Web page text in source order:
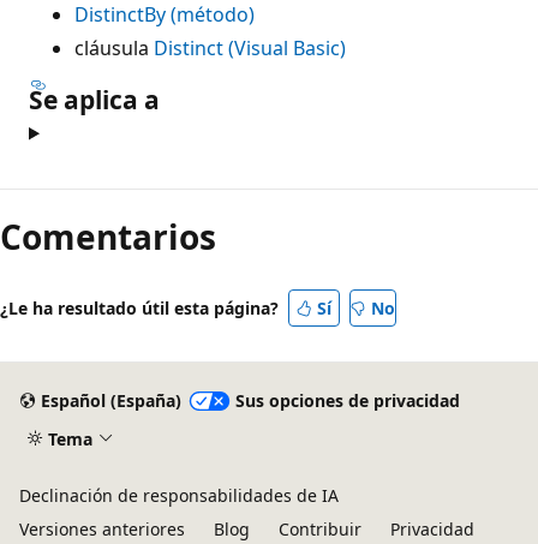
DistinctBy (método)
cláusula Distinct (Visual Basic)
Se aplica a
Comentarios
¿Le ha resultado útil esta página? Sí No
Español (España)
Sus opciones de privacidad
Tema
Declinación de responsabilidades de IA
Versiones anteriores
Blog Contribuir Privacidad